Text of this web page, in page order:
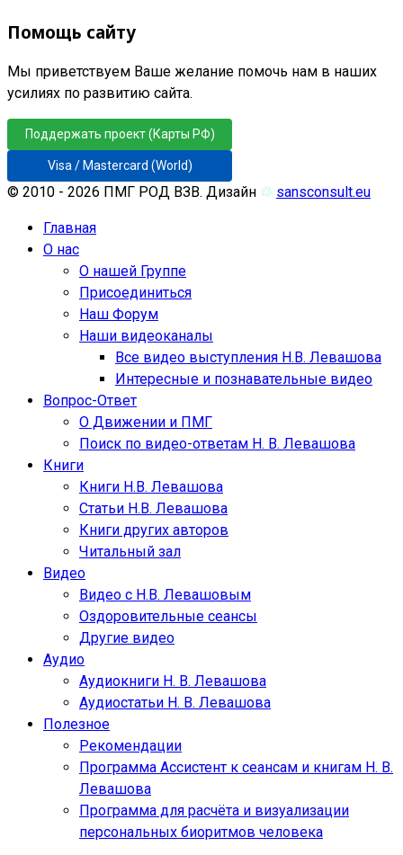
Помощь сайту
Мы приветствуем Ваше желание помочь нам в наших
усилиях по развитию сайта.
Поддержать проект (Карты РФ)
Visa / Mastercard (World)
© 2010 - 2026 ПМГ РОД ВЗВ. Дизайн ♲ sansconsult.eu
Главная
О нас
О нашей Группе
Присоединиться
Наш Форум
Наши видеоканалы
Все видео выступления Н.В. Левашова
Интересные и познавательные видео
Вопрос-Ответ
О Движении и ПМГ
Поиск по видео-ответам Н. В. Левашова
Книги
Книги Н.В. Левашова
Статьи Н.В. Левашова
Книги других авторов
Читальный зал
Видео
Видео с Н.В. Левашовым
Оздоровительные сеансы
Другие видео
Аудио
Аудиокниги Н. В. Левашова
Аудиостатьи Н. В. Левашова
Полезное
Рекомендации
Программа Ассистент к сеансам и книгам Н. В.
Левашова
Программа для расчёта и визуализации
персональных биоритмов человека